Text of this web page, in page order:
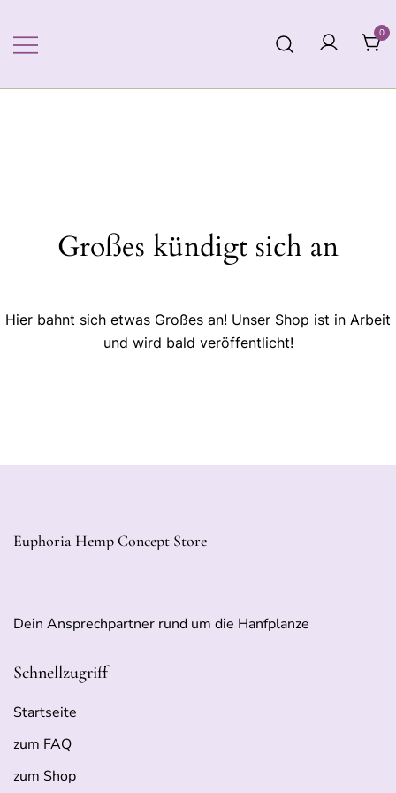
Inhalt
springen
0
Großes kündigt sich an
Hier bahnt sich etwas Großes an! Unser Shop ist in Arbeit
und wird bald veröffentlicht!
Euphoria Hemp Concept Store
Dein Ansprechpartner rund um die Hanfplanze
Schnellzugriff
Startseite
zum FAQ
zum Shop